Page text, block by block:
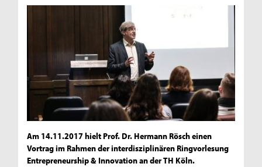
Am 14.11.2017 hielt Prof. Dr. Hermann Rösch einen
Vortrag im Rahmen der interdisziplinären Ringvorlesung
Entrepreneurship & Innovation an der TH Köln.